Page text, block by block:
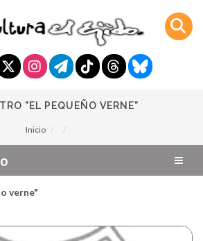
"EL PEQUEÑO VERNE"
Inicio
verne"